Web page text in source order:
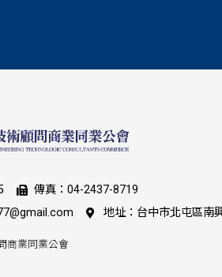
傳真：04-2437-8719
地址：台中市北屯區南
商業同業公會